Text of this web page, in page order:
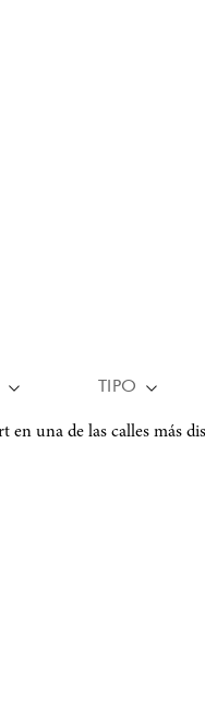
TIPO